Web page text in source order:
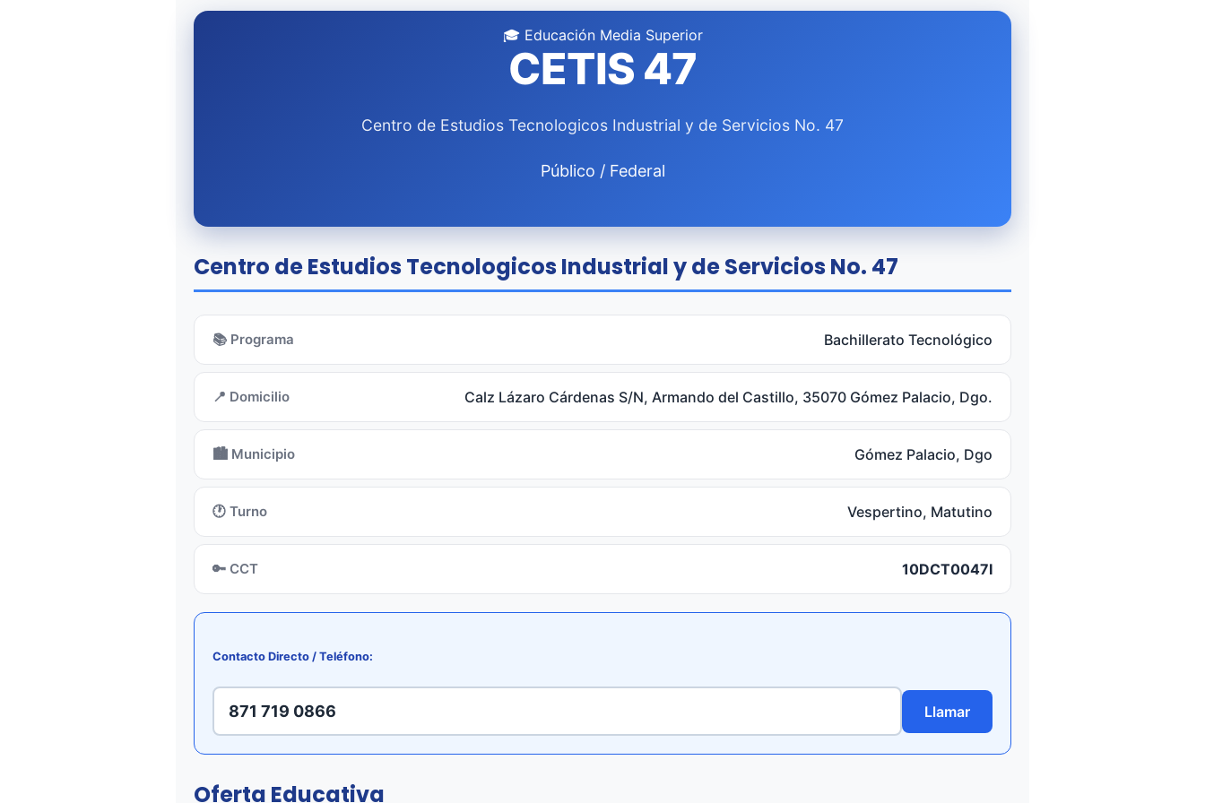
🎓 Educación Media Superior
CETIS 47
Centro de Estudios Tecnologicos Industrial y de Servicios No. 47
Público / Federal
Centro de Estudios Tecnologicos Industrial y de Servicios No. 47
📚 Programa Bachillerato Tecnológico
📍 Domicilio Calz Lázaro Cárdenas S/N, Armando del Castillo, 35070 Gómez Palacio, Dgo.
🏙️ Municipio Gómez Palacio, Dgo
🕐 Turno Vespertino, Matutino
🔑 CCT 10DCT0047I
Contacto Directo / Teléfono:
871 719 0866 Llamar
Oferta Educativa